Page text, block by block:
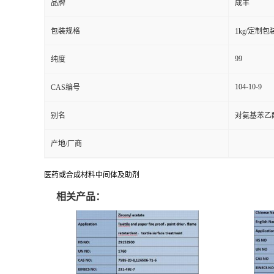
品牌 成丰
包装规格 1kg/定制包
纯度 99
CAS编号 104-10-9
别名 对氨基苯乙
产地/厂商
医药或合成材料中间体及助剂
相关产品：